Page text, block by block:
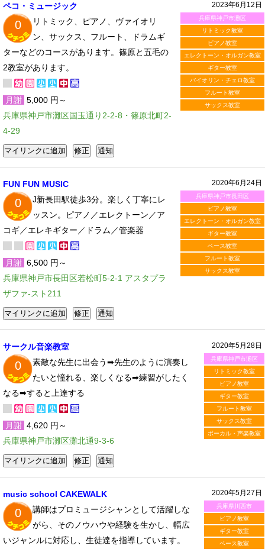
2023年6月12日
兵庫県神戸市灘区
リトミック教室
ピアノ教室
エレクトーン・オルガン教室
ギター教室
バイオリン・チェロ教室
フルート教室
サックス教室
ペコ・ミュージック
0
リトミック、ピアノ、ヴァイオリ
ン、サックス、フルート、ドラムギ
ターなどのコースがあります。篠原と五毛の
2教室があります。
月謝 5,000 円～
兵庫県神戸市灘区国玉通り2-2-8・篠原北町2-
4-29
2020年6月24日
兵庫県神戸市長田区
ピアノ教室
エレクトーン・オルガン教室
ギター教室
ベース教室
フルート教室
サックス教室
FUN FUN MUSIC
0
J新長田駅徒歩3分。楽しく丁寧にレ
ッスン。ピアノ／エレクトーン／ア
コギ／エレキギター／ドラム／管楽器
月謝 6,500 円～
兵庫県神戸市長田区若松町5-2-1 アスタプラ
ザファ-スト211
2020年5月28日
兵庫県神戸市灘区
リトミック教室
ピアノ教室
ギター教室
フルート教室
サックス教室
ボーカル・声楽教室
サークル音楽教室
0
素敵な先生に出会う➡先生のように演奏し
たいと憧れる、楽しくなる➡練習がしたく
なる➡すると上達する
月謝 4,620 円～
兵庫県神戸市灘区灘北通9-3-6
2020年5月27日
兵庫県川西市
ピアノ教室
ギター教室
ベース教室
music school CAKEWALK
0
講師はプロミュージシャンとして活躍しな
がら、そのノウハウや経験を生かし、幅広
いジャンルに対応し、生徒達を指導しています。